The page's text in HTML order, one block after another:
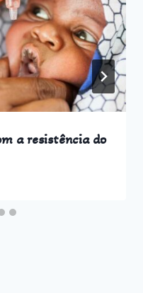
a resistência do